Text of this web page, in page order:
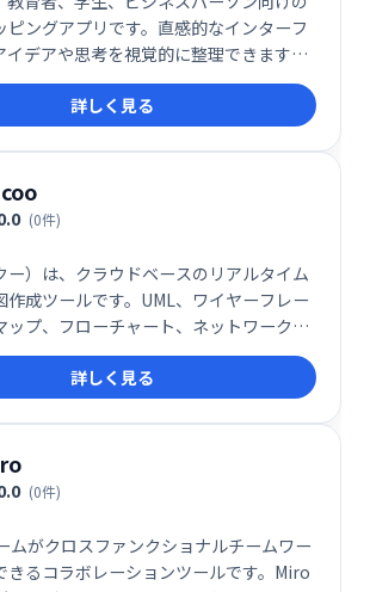
ピングアプリです。直感的なインターフ
イデアや思考を視覚的に整理できます。
を使って情報を分類し、名前変更、サ
も可能です。プロジェクト計画やブレ
ングに最適で、視覚学習の強化にも役立
詳しく見る
(0件)
ー）は、クラウドベースのリアルタイム
作成ツールです。UML、ワイヤーフレー
ップ、フローチャート、ネットワーク図
図表を簡単に作成できます。直感的な操
ンバーと同時に作業し、スムーズな情
します。アイデアの可視化やプロジェク
に最適なツールです。
詳しく見る
(0件)
ムがクロスファンクショナルチームワー
きるコラボレーションツールです。Miro